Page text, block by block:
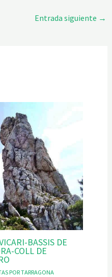
Entrada siguiente →
BASSIS DE
COLL DE
POR TARRAGONA